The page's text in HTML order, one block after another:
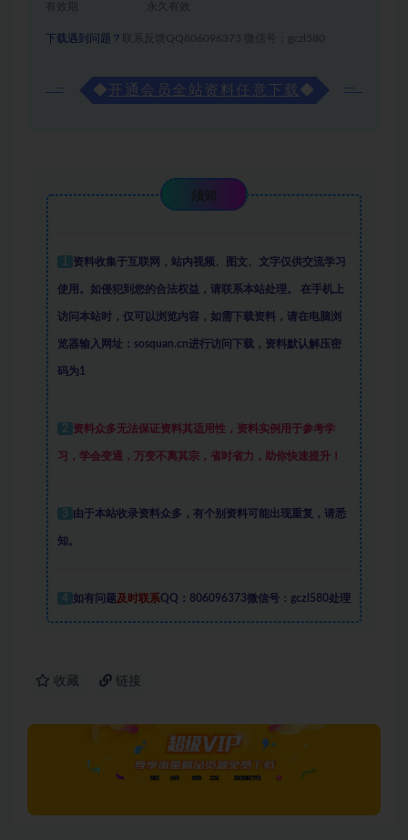
有效期 永久有效
下载遇到问题？ 联系反馈QQ806096373 微信号：gczl580
◆ 开通会员全站资料任意下载◆
须知
1 资料收集于互联网 ， 站内视频、图文、文字仅供交流学习
使用。如侵犯到您的合法权益，请联系本站处理。 在手机上
访问本站时，仅可以浏览内容，如需下载资料，请在电脑浏
览器输入网址：sosquan.cn进行访问下载， 资料默认解压密
码为1
2 资料众多无法保证资料其适用性，资料实例 用于参考学
习，学会变通，万变不离其宗，省时省力，助你快速提升！
3 由于本站收录资料众多，有个别资料可能出现重复，请悉
知。
4 如有问题 及时联系QQ：806096373微信号：gczl580处理
收藏 链接